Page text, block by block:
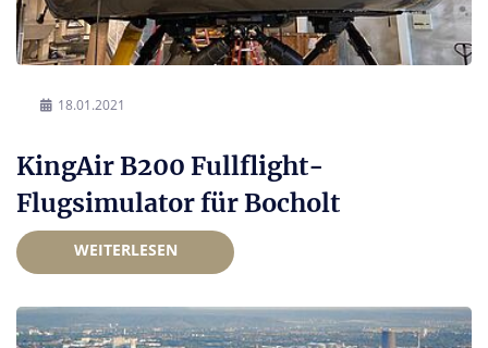
18.01.2021
KingAir B200 Fullflight-
Flugsimulator für Bocholt
WEITERLESEN